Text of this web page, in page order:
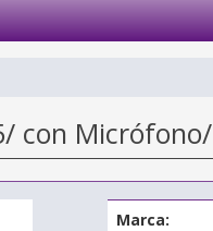
con
Marca: